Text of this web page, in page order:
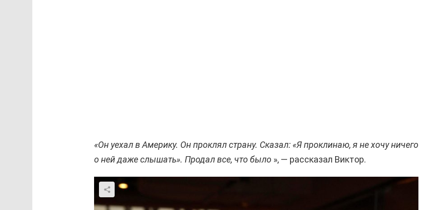
«Он уехал в Америку. Он проклял страну. Сказал: «Я проклинаю, я не хочу ничего
о ней даже слышать». Продал все, что было », — рассказал Виктор.